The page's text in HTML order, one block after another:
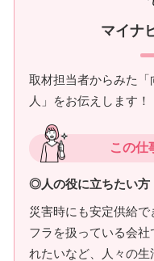
マイナ
取材担当者からみた
人」をお伝えします！
この仕
◎人の役に立ちたい方
災害時にも安定供給
フラを扱っている会
れたいなど、人々の